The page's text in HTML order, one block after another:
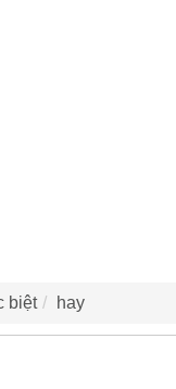
biệt hay